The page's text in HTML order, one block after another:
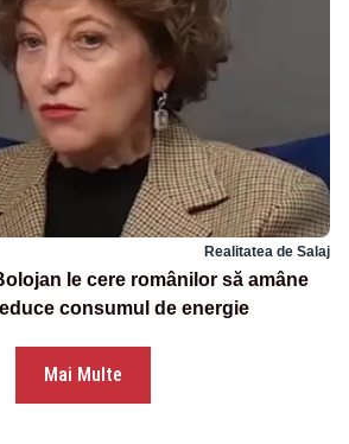
Realitatea de Salaj
le cere românilor să amâne
consumul de energie
Mai Multe